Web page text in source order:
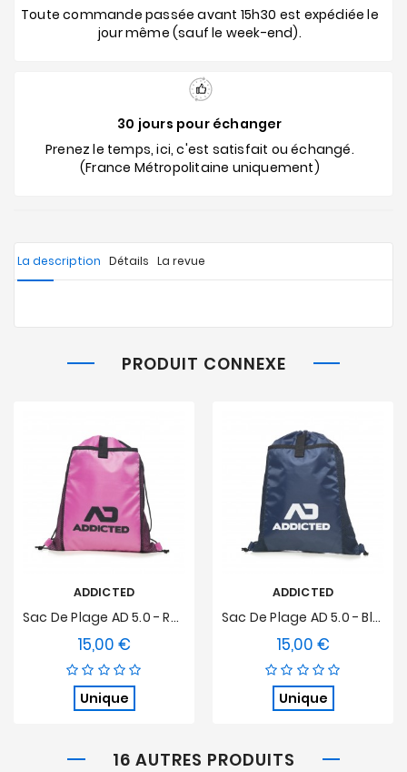
Toute commande passée avant 15h30 est expédiée le
jour même (sauf le week-end).
30 jours pour échanger
Prenez le temps, ici, c'est satisfait ou échangé.
(France Métropolitaine uniquement)
La description Détails La revue
PRODUIT CONNEXE
ADDICTED
Sac De Plage AD 5.0 - Rose
15,00 €
Unique
ADDICTED
Sac De Plage AD 5.0 - Bleu Marine
15,00 €
Unique
16 AUTRES PRODUITS